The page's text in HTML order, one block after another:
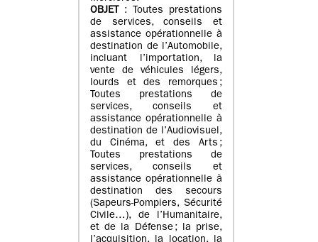
OBJET
: Toutes prestations
de services, conseils et
assistance opérationnelle à
destination de l’Automobile,
incluant l’importation, la
vente de véhicules légers,
lourds et des remorques ;
Toutes prestations de
services, conseils et
assistance opérationnelle à
destination de l’Audiovisuel,
du Cinéma, et des Arts ;
Toutes prestations de
services, conseils et
assistance opérationnelle à
destination des secours
(Sapeurs-Pompiers, Sécurité
Civile…), de l’Humanitaire,
et de la Défense ; la prise,